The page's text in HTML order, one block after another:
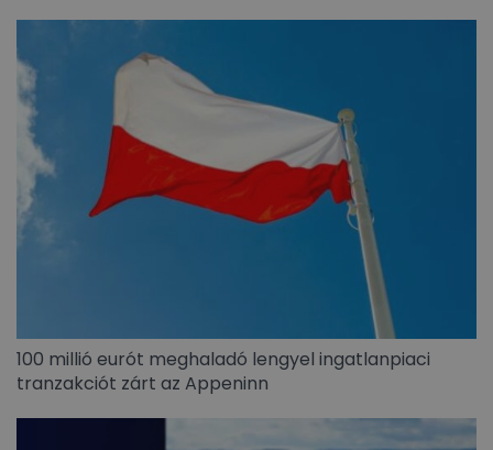
100 millió eurót meghaladó lengyel ingatlanpiaci
tranzakciót zárt az Appeninn